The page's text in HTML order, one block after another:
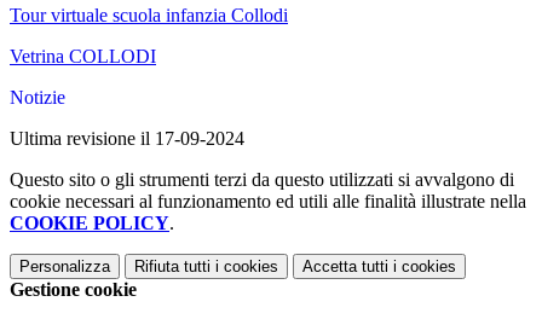
Tour virtuale scuola infanzia Collodi
Vetrina COLLODI
Notizie
Ultima revisione il 17-09-2024
Questo sito o gli strumenti terzi da questo utilizzati si avvalgono di
cookie necessari al funzionamento ed utili alle finalità illustrate nella
COOKIE POLICY.
Personalizza Rifiuta tutti i cookies Accetta tutti i cookies
Gestione cookie